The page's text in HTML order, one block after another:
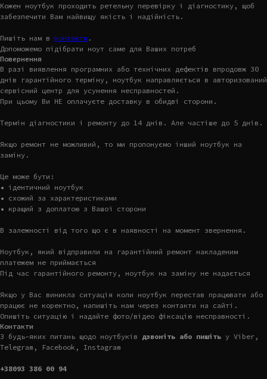
Кожен ноутбук проходить ретельну перевірку і діагностику, щоб
забезпечити Вам найвищу якість і надійність.
Пишіть нам в контакти .
Допоможемо підібрати ноут саме для Ваших потреб
Повернення
В разі виявлення програмних або технічних дефектів впродовж 30
днів гарантійного терміну, ноутбук направляється в авторизований
сервісний центр для усунення несправностей.
При цьому Ви НЕ оплачуєте доставку в обидві сторони.
Термін діагностики і ремонту до 14 днів. Але частіше до 5 днів.
Якщо ремонт не можливий, то ми пропонуємо інший ноутбук на
заміну.
Це може бути:
• ідентичний ноутбук
• схожий за характеристиками
• кращий з доплатою з Вашої сторони
В залежності від того що є в наявності на момент звернення.
Ноутбук, який відправили на гарантійний ремонт накладеним
платежем не приймається
Під час гарантійного ремонту, ноутбук на заміну не надається
Якщо у Вас виникла ситуація коли ноутбук перестав працювати або
працює не коректно, напишіть нам через контакти на сайті.
Опишіть ситуацію і надайте фото/відео фіксацію несправності.
Контакти
З будь-яких питань щодо ноутбуків дзвоніть або пишіть у Viber,
Telegram, Facebook, Instagram
+38093 386 00 94